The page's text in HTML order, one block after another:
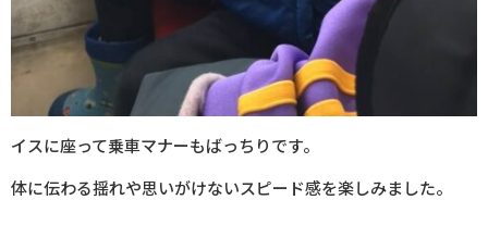
イスに座って乗車マナーもばっちりです。
体に伝わる揺れや思いがけないスピード感を楽しみました。